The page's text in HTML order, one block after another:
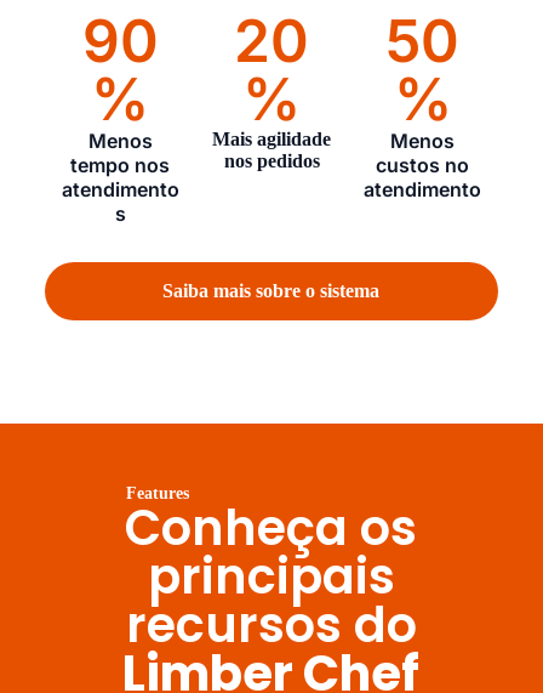
90
%
Menos
tempo nos
atendimento
s
20
%
Mais agilidade
nos pedidos
50
%
Menos
custos no
atendimento
Saiba mais sobre o sistema
Features
Conheça os
principais
recursos do
Limber Chef